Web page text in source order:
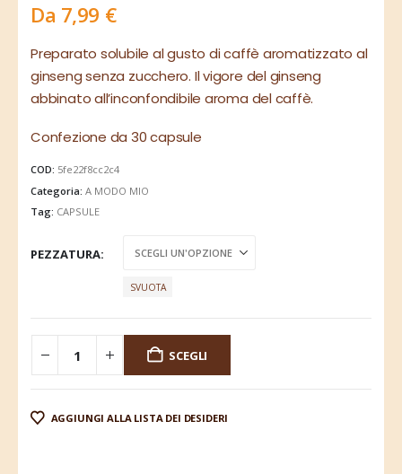
Da 7,99 €
Preparato solubile al gusto di caffè aromatizzato al
ginseng senza zucchero. Il vigore del ginseng
abbinato all’inconfondibile aroma del caffè.
Confezione da 30 capsule
COD: 5fe22f8cc2c4
Categoria:A MODO MIO
Tag: CAPSULE
PEZZATURA
SVUOTA
SCEGLI
AGGIUNGI ALLA LISTA DEI DESIDERI